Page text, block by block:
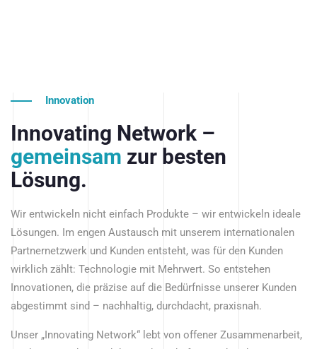
Innovation
Innovating Network –
gemeinsam zur besten
Lösung.
Wir entwickeln nicht einfach Produkte – wir entwickeln ideale
Lösungen. Im engen Austausch mit unserem internationalen
Partnernetzwerk und Kunden entsteht, was für den Kunden
wirklich zählt: Technologie mit Mehrwert. So entstehen
Innovationen, die präzise auf die Bedürfnisse unserer Kunden
abgestimmt sind – nachhaltig, durchdacht, praxisnah.
Unser „Innovating Network“ lebt von offener Zusammenarbeit,